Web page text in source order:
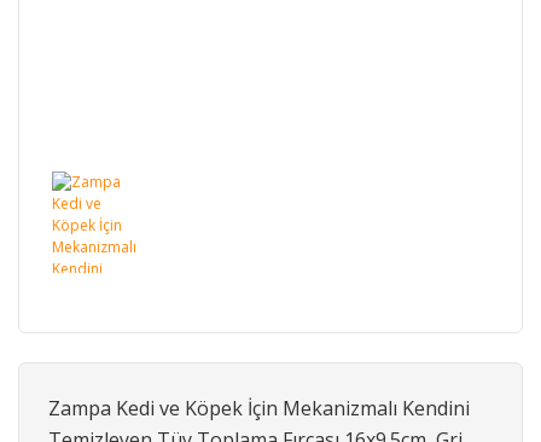
Zampa Kedi ve Köpek İçin Mekanizmalı Kendini